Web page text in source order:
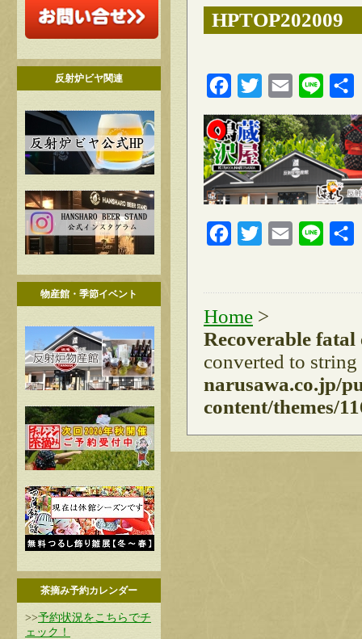
反射炉ビヤ関連
物産館・季節イベント
茶摘み予約カレンダー
>>予約状況をこちらでチ
ェック！
HPTOP202009
FacebookTwitter Email Line
FacebookTwitter Email Line
Home >
Recoverable
converted to
narusawa.co.jp/
content/themes/